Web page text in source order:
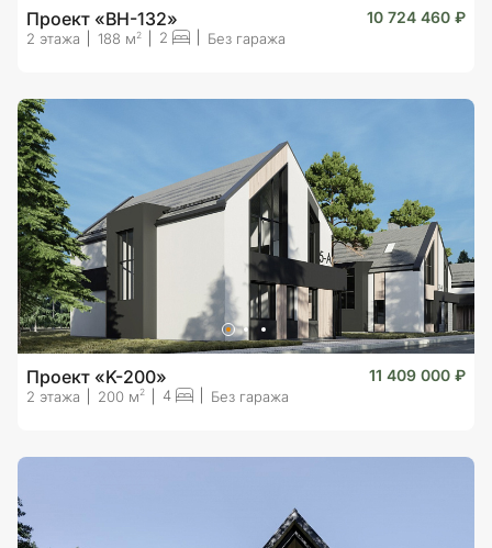
Проект «BH-132» 10 724 460 ₽
2 этажа 188 м 2 2 Без гаража
Проект «K-200» 11 409 000 ₽
2 этажа 200 м2 4 Без гаража